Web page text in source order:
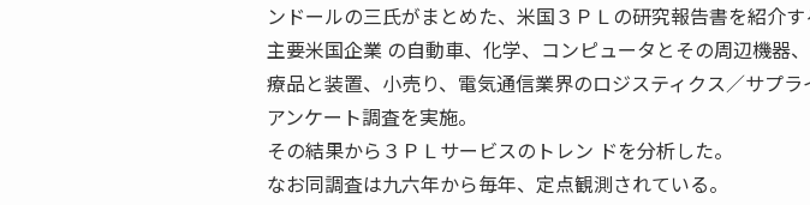
ンドールの三氏がまとめた、米国３ＰＬの研究報告書を紹介す
主要米国企業 の自動車、化学、コンピュータとその周辺機器
療品と装置、小売り、電気通信業界のロジスティクス／サプ
アンケート調査を実施。
その結果から３ＰＬサービスのトレン ドを分析した。
なお同調査は九六年から毎年、定点観測されている。